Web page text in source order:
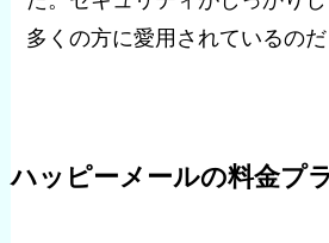
多くの方に愛用されているのだ
ハッピーメールの料金プ